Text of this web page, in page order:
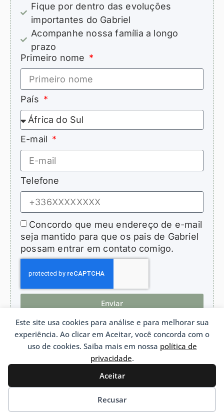
Este site usa cookies para análise e para melhorar sua
experiência. Ao clicar em Aceitar, você concorda com o
uso de cookies. Saiba mais em nossa política de
privacidade.
Aceitar
Recusar
Fique por dentro das evoluções
importantes do Gabriel
Acompanhe nossa família a longo
prazo
Primeiro nome
País
E-mail
Telefone
Concordo que meu endereço de e-mail
seja mantido para que os pais de Gabriel
possam entrar em contato comigo.
Enviar
HopeForGabriel.com
Associação de apoio a crianças com bronquiolite obliterante
Associação Lei 1901 n°W692011975 França